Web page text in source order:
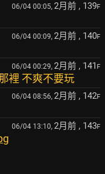
06/04 00:05, 2月前 , 139F
06/04 00:09, 2月前 , 140F
06/04 00:29, 2月前 , 141 F
裡 不爽不要玩
06/04 08:56, 2月前 , 142F
06/04 13:10, 2月前 , 143F